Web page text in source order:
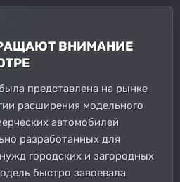
ВНИМАНИЕ
представлена на рынке
расширения модельного
автомобилей
разработанных для
городских и загородных
быстро завоевала